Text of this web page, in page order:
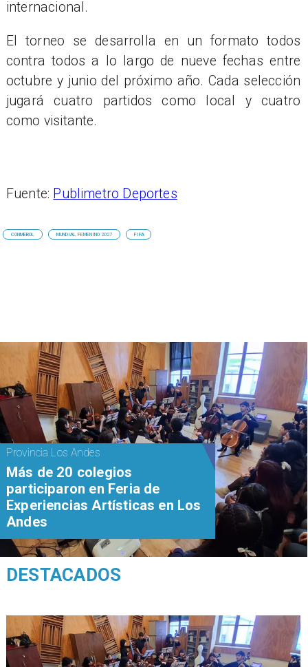
internacional.
El torneo se desarrolla en un formato todos
contra todos a lo largo de nueve fechas entre
octubre y junio del próximo año. Cada selección
jugará cuatro partidos como local y cuatro
como visitante.
Fuente: Publimetro Deportes
CONMEBOL MUNDIAL FEMENINO 2027 FIFA
Provincia Los Andes
Más de 20 colegios
participaron en Feria de
Experiencias Artísticas en Los
Andes
DESTACADOS